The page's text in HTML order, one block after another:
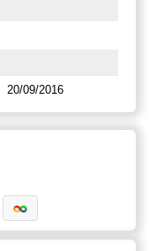
20/09/2016